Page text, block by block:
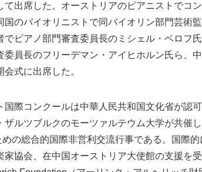
出席した。オーストリアのピアニストでコ
のバイオリニストで同バイオリン部門芸術
でピアノ部門審査委員長のミシェル・ベロフ
員長のフリーデマン・アイヒホルン氏ら、
式に出席した。
際コンクールは中華人民共和国文化省が認
ルツブルクのモーツァルテウム大学が共催
の総合的国際非営利交流行事である。国際
協会、在中国オーストリア大使館の支援を